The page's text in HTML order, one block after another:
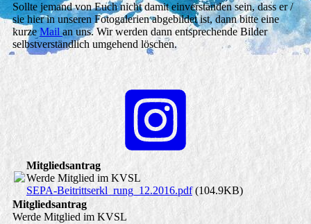
Sollte jemand von Euch nicht damit einverstanden sein, dass er /
sie hier in unseren Fotogalerien abgebildet ist, dann bitte eine
kurzeMailan uns. Wir werden dann entsprechende Bilder
selbstverständlich umgehend löschen.
Mitgliedsantrag
Werde Mitglied im KVSL
SEPA-Beitrittserkl_rung_12.2016.pdf(104.9KB)
Mitgliedsantrag
Werde Mitglied im KVSL